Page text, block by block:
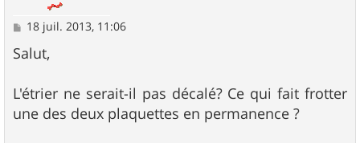
M
s
s
g
e
18 juil. 2013, 11:06
Salut,
L'étrier ne serait-il pas décalé? Ce qui fait frotter
une des deux plaquettes en permanence ?